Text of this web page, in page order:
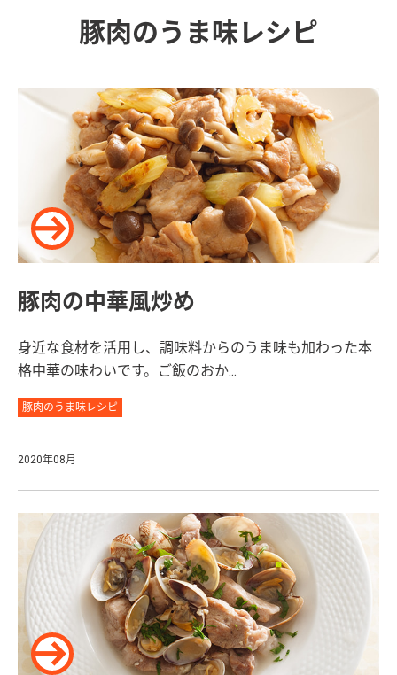
豚肉のうま味レシピ
豚肉の中華風炒め
身近な食材を活用し、調味料からのうま味も加わった本
格中華の味わいです。ご飯のおか...
豚肉のうま味レシピ
2020年08月